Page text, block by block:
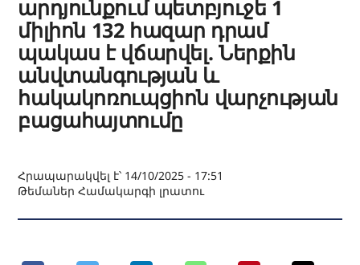
արդյունքում պետբյուջե 1
միլիոն 132 հազար դրամ
պակաս է վճարվել. Ներքին
անվտանգության և
հակակոռուպցիոն վարչության
բացահայտումը
Հրապարակվել է՝ 14/10/2025 - 17:51
ԹեմաներՀամակարգի լրատու